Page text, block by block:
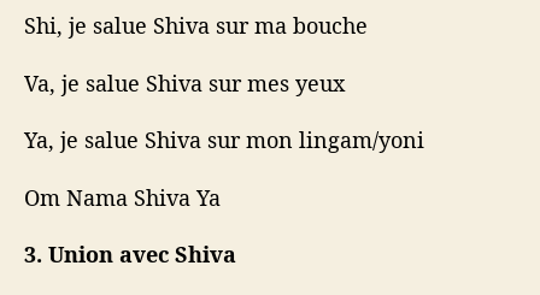
Shi, je salue Shiva sur ma bouche
Va, je salue Shiva sur mes yeux
Ya, je salue Shiva sur mon lingam/yoni
Om Nama Shiva Ya
3. Union avec Shiva